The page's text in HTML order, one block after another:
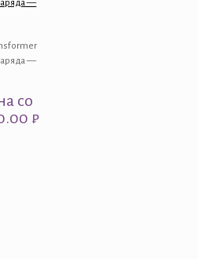
—
—
со
₽